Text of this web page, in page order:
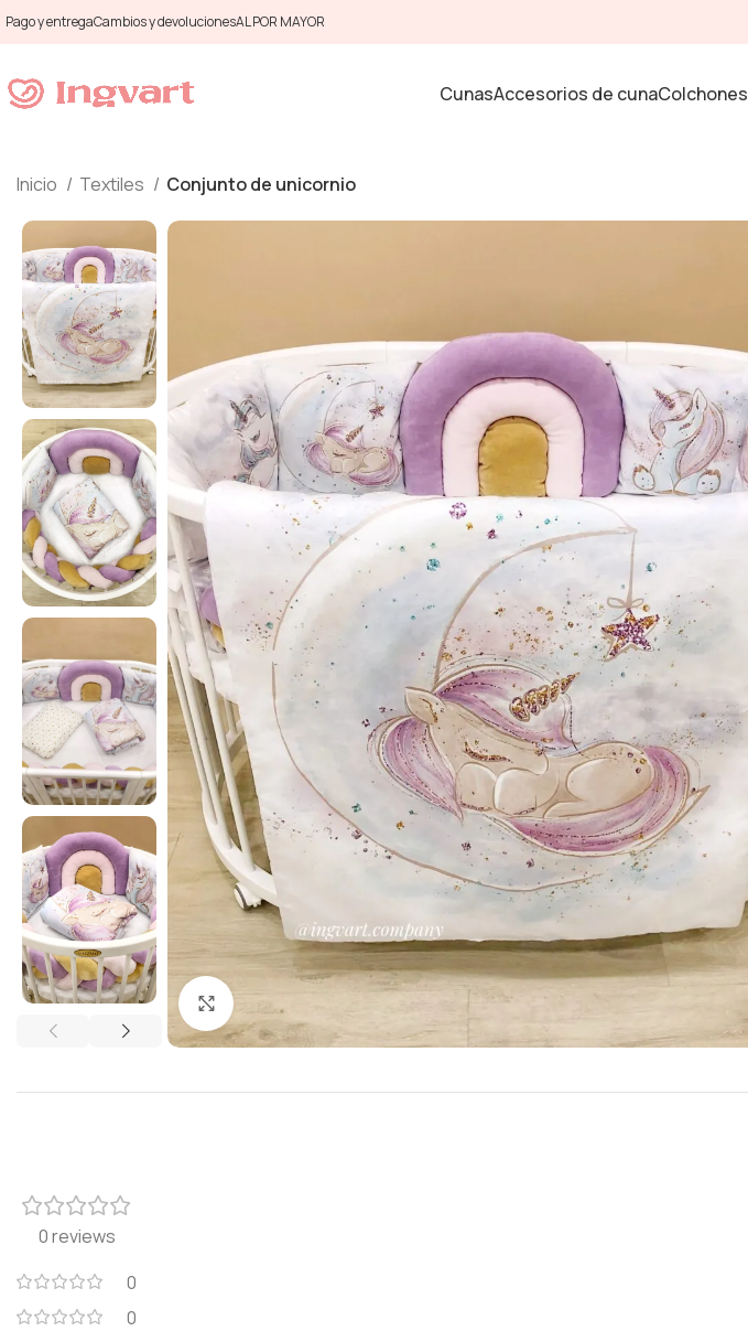
Pago y entregaCambios y devolucionesAL POR MAYOR
CunasAccesorios de cunaColchones
Inicio Textiles Conjunto de unicornio
Click to enlarge
0 reviews
0
0